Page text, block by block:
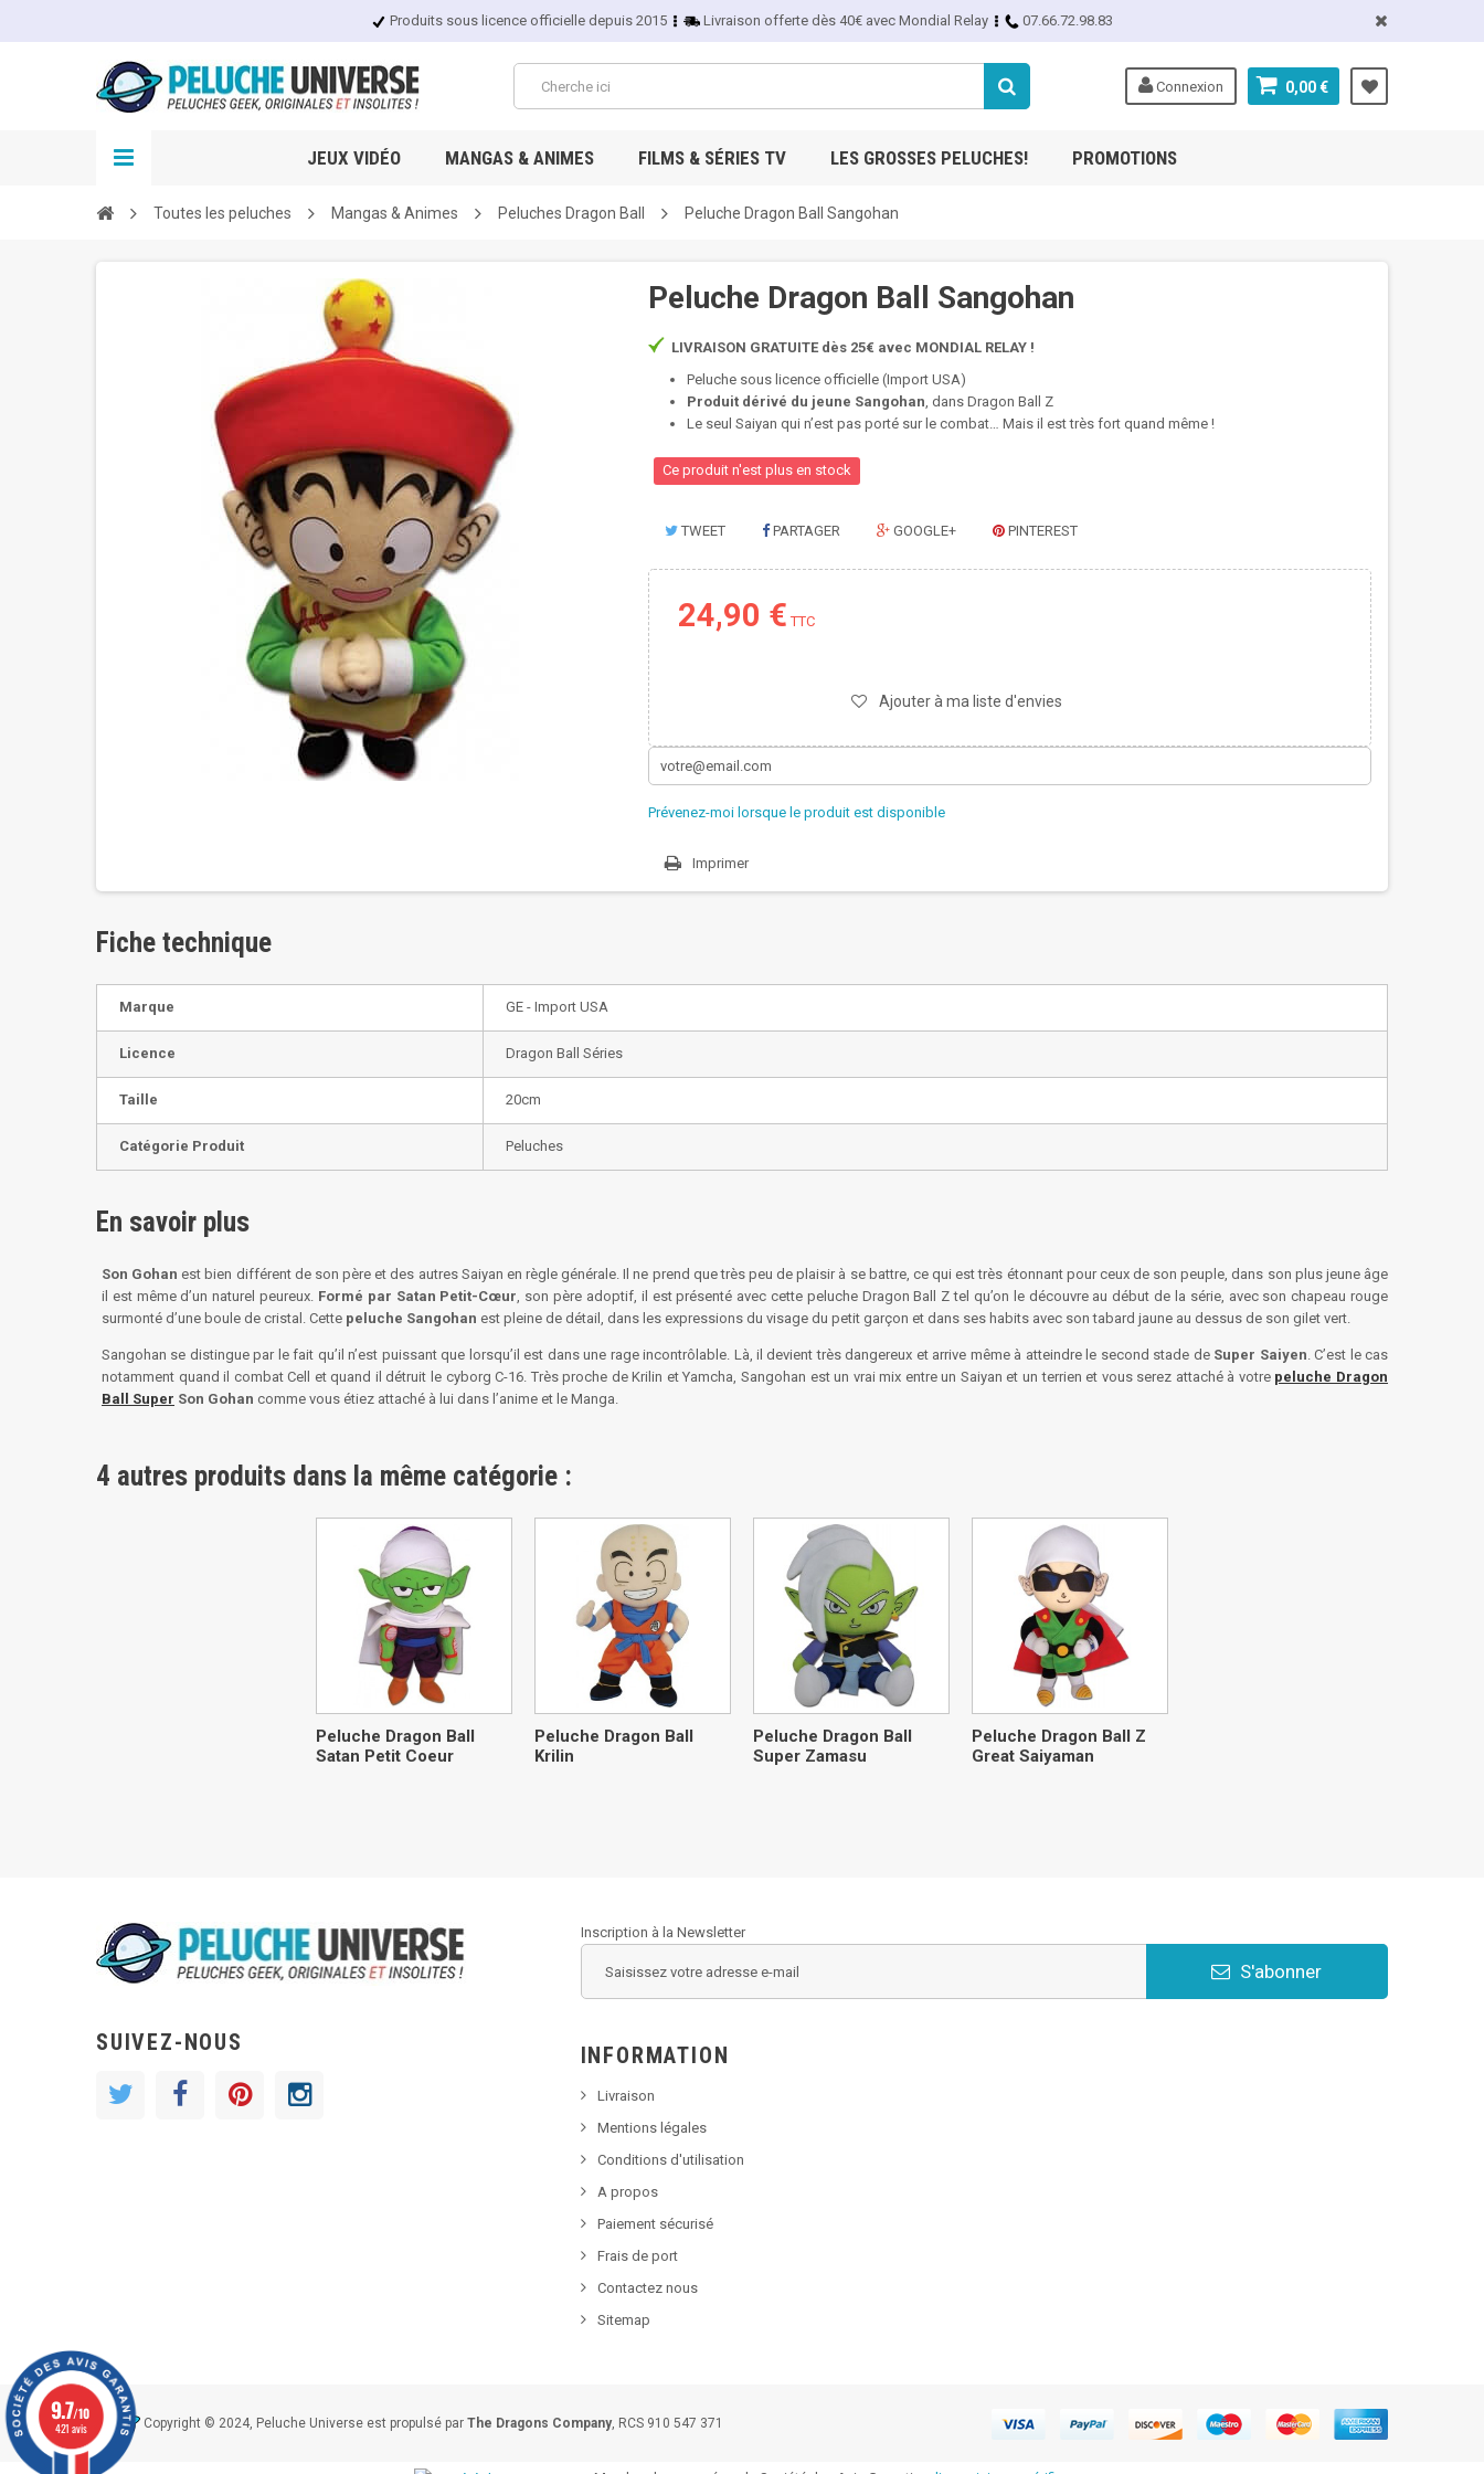
Produits sous licence officielle depuis 2015 Livraison offerte dès 40€ avec Mondial Relay 07.66.72.98.83
0,00 €
Connexion
JEUX VIDÉO MANGAS & ANIMES FILMS & SÉRIES TV LES GROSSES PELUCHES! PROMOTIONS
Toutes les peluches Mangas & Animes Peluches Dragon Ball Peluche Dragon Ball Sangohan
Peluche Dragon Ball Sangohan
LIVRAISON GRATUITE dès 25€ avec MONDIAL RELAY !
Peluche sous licence officielle (Import USA)
Produit dérivé du jeune Sangohan, dans Dragon Ball Z
Le seul Saiyan qui n’est pas porté sur le combat… Mais il est très fort quand même !
Ce produit n'est plus en stock
TWEET PARTAGER GOOGLE+ PINTEREST
24,90 € TTC
Ajouter à ma liste d'envies
Prévenez-moi lorsque le produit est disponible
Imprimer
Fiche technique
Marque GE - Import USA
Licence Dragon Ball Séries
Taille 20cm
Catégorie Produit Peluches
En savoir plus
Son Gohan est bien différent de son père et des autres Saiyan en règle générale. Il ne prend que très peu de plaisir à se battre, ce qui est très étonnant pour ceux de son peuple, dans son plus jeune âge
il est même d’un naturel peureux. Formé par Satan Petit-Cœur, son père adoptif, il est présenté avec cette peluche Dragon Ball Z tel qu’on le découvre au début de la série, avec son chapeau rouge
surmonté d’une boule de cristal. Cette peluche Sangohan est pleine de détail, dans les expressions du visage du petit garçon et dans ses habits avec son tabard jaune au dessus de son gilet vert.
Sangohan se distingue par le fait qu’il n’est puissant que lorsqu’il est dans une rage incontrôlable. Là, il devient très dangereux et arrive même à atteindre le second stade de Super Saiyen. C’est le cas
notamment quand il combat Cell et quand il détruit le cyborg C-16. Très proche de Krilin et Yamcha, Sangohan est un vrai mix entre un Saiyan et un terrien et vous serez attaché à votre peluche Dragon
Ball Super Son Gohan comme vous étiez attaché à lui dans l’anime et le Manga.
4 autres produits dans la même catégorie :
Peluche Dragon Ball
Satan Petit Coeur
Peluche Dragon Ball
Krilin
Peluche Dragon Ball
Super Zamasu
Peluche Dragon Ball Z
Great Saiyaman
SUIVEZ-NOUS
Inscription à la Newsletter
S'abonner
INFORMATION
Livraison
Mentions légales
Conditions d'utilisation
A propos
Paiement sécurisé
Frais de port
Contactez nous
Sitemap
Copyright © 2024, Peluche Universe est propulsé par The Dragons Company, RCS 910 547 371
9.7/10
421 avis